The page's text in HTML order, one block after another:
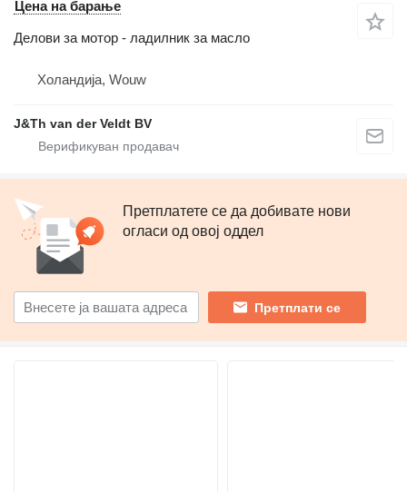
Цена на барање
Делови за мотор - ладилник за масло
Холандија, Wouw
J&Th van der Veldt BV
Претплатете се да добивате нови
огласи од овој оддел
Претплати се